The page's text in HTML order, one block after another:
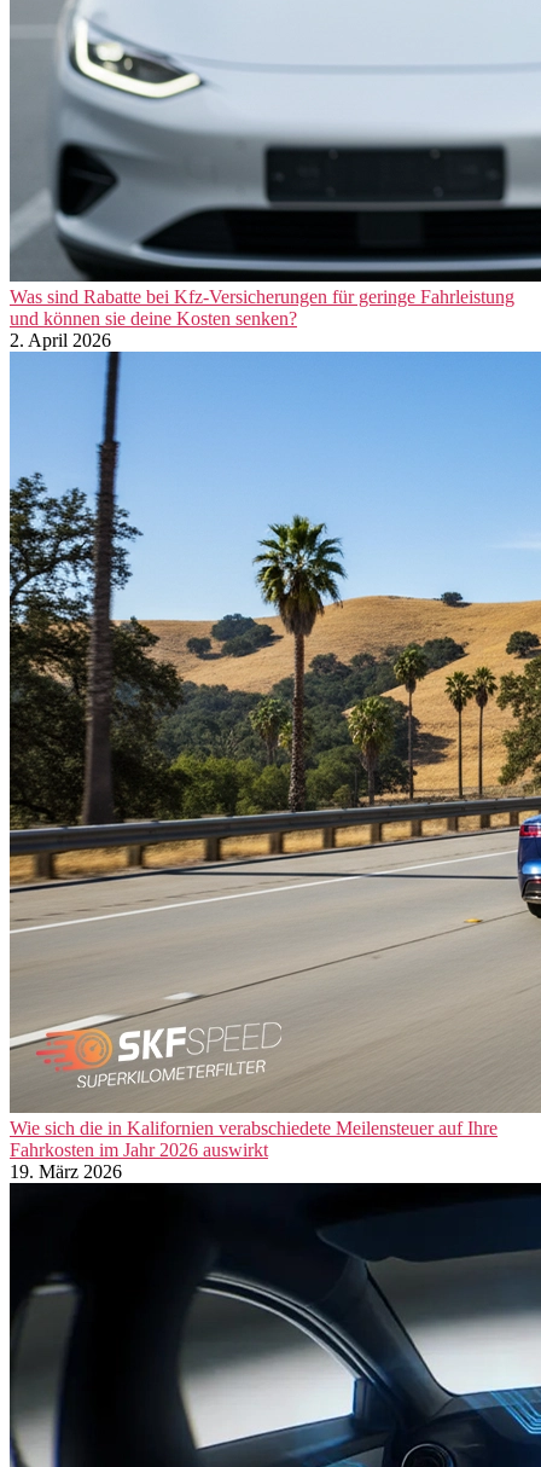
Was sind Rabatte bei Kfz-Versicherungen für geringe Fahrleistung
und können sie deine Kosten senken?
2. April 2026
Wie sich die in Kalifornien verabschiedete Meilensteuer auf Ihre
Fahrkosten im Jahr 2026 auswirkt
19. März 2026